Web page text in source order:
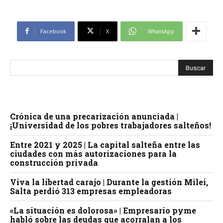
Facebook X WhatsApp
Crónica de una precarización anunciada |
¡Universidad de los pobres trabajadores salteños!
Entre 2021 y 2025 | La capital salteña entre las
ciudades con más autorizaciones para la
construcción privada
Viva la libertad carajo | Durante la gestión Milei,
Salta perdió 313 empresas empleadoras
«La situación es dolorosa» | Empresario pyme
habló sobre las deudas que acorralan a los